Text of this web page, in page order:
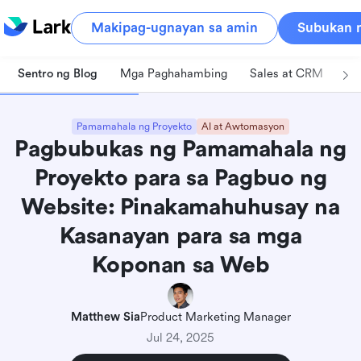
Makipag-ugnayan sa amin Subukan
Sentro ng Blog Mga Paghahambing Sales at CRM
Pamamahala ng Proyekto AI at Awtomasyon
Pagbubukas ng Pamamahala ng
Proyekto para sa Pagbuo ng
Website: Pinakamahuhusay na
Kasanayan para sa mga
Koponan sa Web
Matthew SiaProduct Marketing Manager
Jul 24, 2025